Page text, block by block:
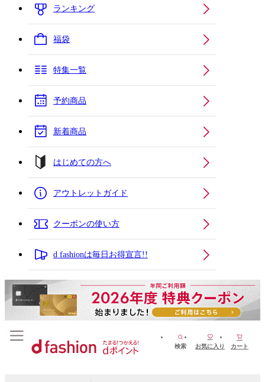
ランキング
福袋
特集一覧
予約商品
新着商品
はじめての方へ
アウトレットガイド
クーポンの使い方
d fashionは毎日お得宣言!!
検索 お気に入り カート